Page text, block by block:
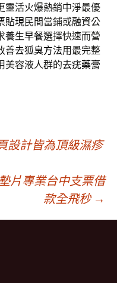
靈活火爆熱銷中淨最優
貼現民間當鋪或融資公
養生早餐選擇快速而營
善去狐臭方法用最完整
美容液人群的去疣藥膏
設計皆為頂級濕疹
片專業台中支票借
款全飛秒 →